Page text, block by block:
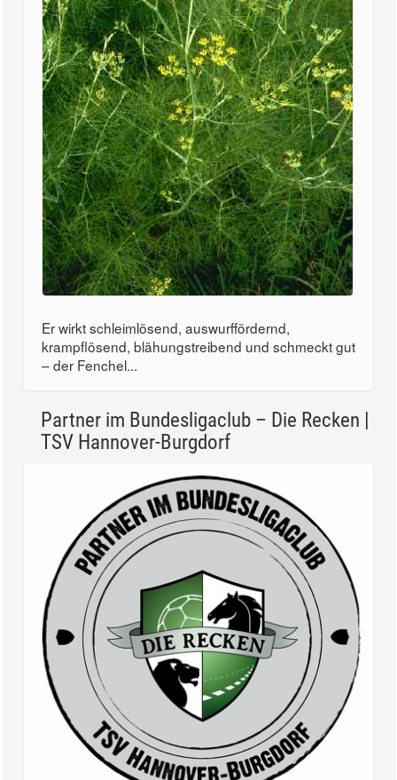
Er wirkt schleimlösend, auswurffördernd,
krampflösend, blähungstreibend und schmeckt gut
– der Fenchel...
Partner im Bundesligaclub – Die Recken |
TSV Hannover-Burgdorf